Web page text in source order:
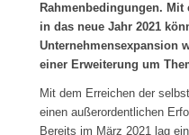
Rahmenbedingungen.
in das neue Jahr 2021
Unternehmensexpansion
einer Erweiterung um
Mit dem Erreichen der
einen außerordentlichen
Bereits im März 2021 lag